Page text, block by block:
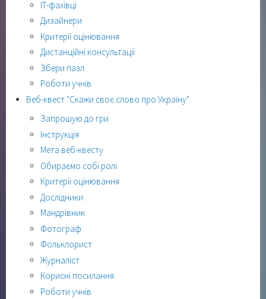
ІТ-фахівці
Дизайнери
Критерії оцінювання
Дистанційні консультації
Збери пазл
Роботи учнів
Веб-квест "Скажи своє слово про Україну"
Запрошую до гри
Інструкція
Мета веб-квесту
Обираємо собі ролі
Критерії оцінювання
Дослідники
Мандрівник
Фотограф
Фольклорист
Журналіст
Корисні посилання
Роботи учнів